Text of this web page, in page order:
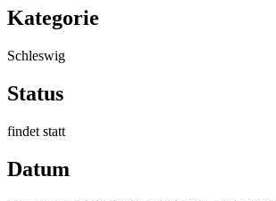
Kategorie
Schleswig
Status
findet statt
Datum